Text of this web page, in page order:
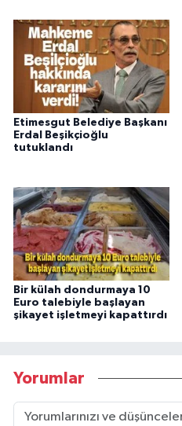
Etimesgut Belediye Başkanı
Erdal Beşikçioğlu
tutuklandı
Bir külah dondurmaya 10
Euro talebiyle başlayan
şikayet işletmeyi kapattırdı
Yorumlar